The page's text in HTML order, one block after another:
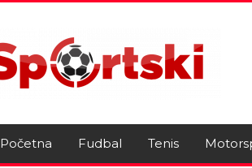
Početna Fudbal Tenis